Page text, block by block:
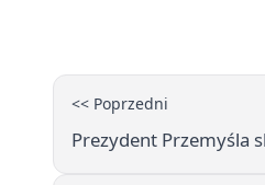
<< Poprzedni
Prezydent Przemyśla